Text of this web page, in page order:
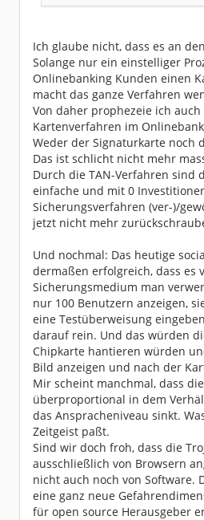
Ich glaube nicht, dass es an
Solange nur ein einstelliger
Onlinebanking Kunden einen
macht das ganze Verfahren
Von daher prophezeie ich
Kartenverfahren im
Weder der Signaturkarte noch
Das ist schlicht nicht mehr
Durch die TAN-Verfahren sind
einfache und mit 0
Sicherungsverfahren (ver-)/
jetzt nicht mehr
Und nochmal: Das heutige
dermaßen erfolgreich, dass es
Sicherungsmedium man
nur 100 Benutzern anzeigen,
eine Testüberweisung
darauf rein. Und das würden
Chipkarte hantieren würden
Bild anzeigen und nach der
Mir scheint manchmal, dass
überproportional in dem
das Anspracheniveau sinkt.
Zeitgeist paßt.
Sind wir doch froh, dass die
ausschließlich von Browsern
nicht auch noch von Software.
eine ganz neue
für open source Herausgeber